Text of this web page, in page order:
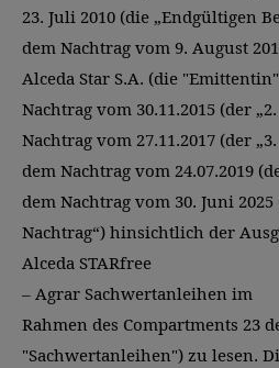
23. Juli 2010 (die „Endgültigen
dem Nachtrag vom 9. August
Alceda Star S.A. (die
Nachtrag vom 30.11.2015 (der
Nachtrag vom 27.11.2017 (der
dem Nachtrag vom 24.07.2019
dem Nachtrag vom 30. Juni 2025
Nachtrag“) hinsichtlich der
Alceda STARfree
– Agrar Sachwertanleihen im
Rahmen des Compartments 23
"Sachwertanleihen") zu lesen.